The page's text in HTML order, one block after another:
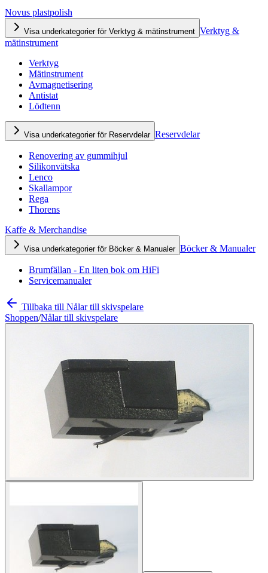
Novus plastpolish
Visa underkategorier för Verktyg & mätinstrument Verktyg &
mätinstrument
Verktyg
Mätinstrument
Avmagnetisering
Antistat
Lödtenn
Visa underkategorier för Reservdelar Reservdelar
Renovering av gummihjul
Silikonvätska
Lenco
Skallampor
Rega
Thorens
Kaffe & Merchandise
Visa underkategorier för Böcker & Manualer Böcker & Manualer
Brumfällan - En liten bok om HiFi
Servicemanualer
Tillbaka till Nålar till skivspelare
Shoppen/Nålar till skivspelare